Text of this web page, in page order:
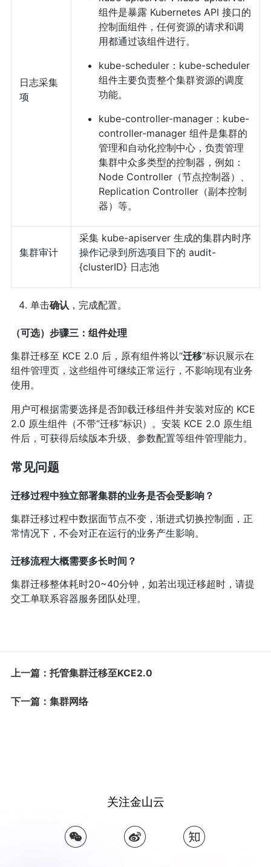
日志采集
项
组件是暴露 Kubernetes API 接口的
控制面组件，任何资源的请求和调
用都通过该组件进行。
kube-scheduler：kube-scheduler
组件主要负责整个集群资源的调度
功能。
kube-controller-manager：kube-
controller-manager 组件是集群的
管理和自动化控制中心，负责管理
集群中众多类型的控制器，例如：
Node Controller（节点控制器）、
Replication Controller（副本控制
器）等。
集群审计
采集 kube-apiserver 生成的集群内时序
操作记录到所选项目下的 audit-
{clusterID} 日志池
单击确认 ，完成配置。
（可选）步骤三：组件处理
集群迁移至 KCE 2.0 后，原有组件将以“迁移”标识展示在
组件管理页，这些组件可继续正常运行，不影响现有业务
使用。
用户可根据需要选择是否卸载迁移组件并安装对应的 KCE
2.0 原生组件（不带“迁移”标识）。安装 KCE 2.0 原生组
件后，可获得后续版本升级、参数配置等组件管理能力。
常见问题
迁移过程中独立部署集群的业务是否会受影响？
集群迁移过程中数据面节点不变，渐进式切换控制面，正
常情况下，不会对正在运行的业务产生影响。
迁移流程大概需要多长时间？
集群迁移整体耗时20~40分钟，如若出现迁移超时，请提
交工单联系容器服务团队处理。
上一篇：托管集群迁移至KCE2.0
下一篇：集群网络
关注金山云